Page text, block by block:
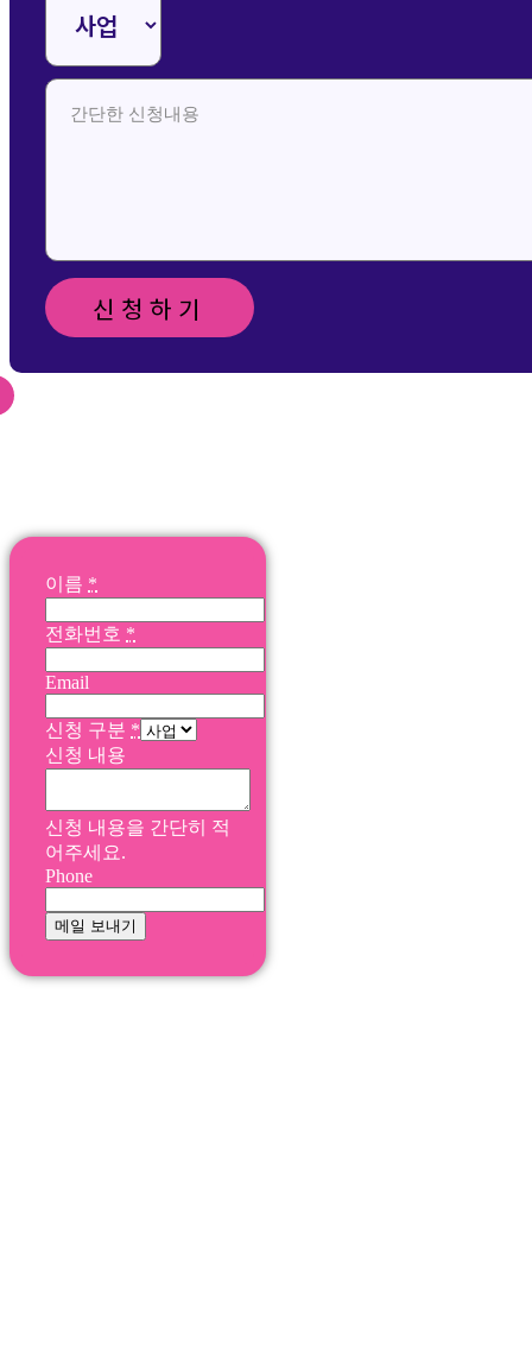
신청하기
이름 *
전화번호 *
Email
신청 구분 *
신청 내용
신청 내용을 간단히 적
어주세요.
Phone
메일 보내기